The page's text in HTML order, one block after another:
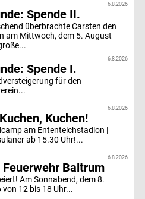
6.8.2026
Spende II.
überbrachte Carsten den
am Mittwoch, dem 5. August
6.8.2026
Spende I.
für den
6.8.2026
Kuchen!
am Ententeichstadion |
ab 15.30 Uhr!...
6.8.2026
Baltrum
Am Sonnabend, dem 8.
12 bis 18 Uhr...